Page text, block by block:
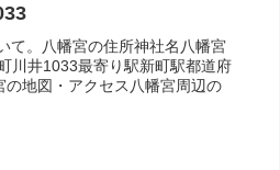
て。八幡宮の住所神社名八幡宮
川井1033最寄り駅新町駅都道府
地図・アクセス八幡宮周辺の